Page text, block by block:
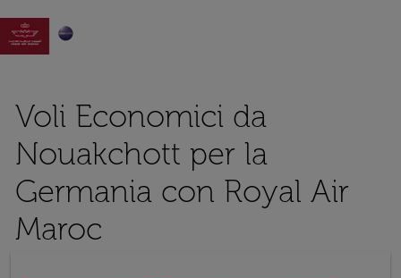

Voli Economici da
Nouakchott per la
Germania con Royal Air
Maroc